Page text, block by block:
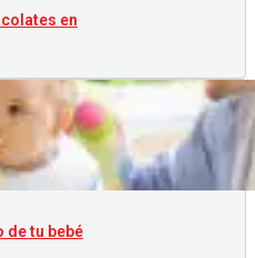
en
de tu bebé